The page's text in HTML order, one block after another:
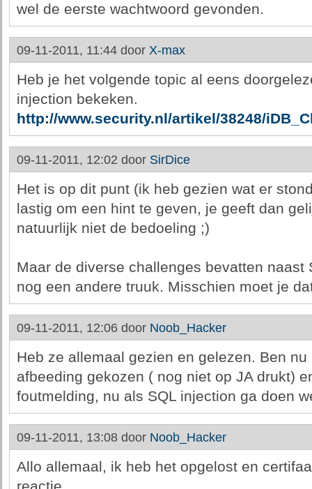
wel de eerste wachtwoord gevonden.
09-11-2011, 11:44 door X-max
Heb je het volgende topic al eens
injection bekeken.
http://www.security.nl/artikel/38248/
09-11-2011, 12:02 door SirDice
Het is op dit punt (ik heb gezien wat er
lastig om een hint te geven, je geeft dan
natuurlijk niet de bedoeling ;)
Maar de diverse challenges bevatten naast
nog een andere truuk. Misschien moet je
09-11-2011, 12:06 door Noob_Hacker
Heb ze allemaal gezien en gelezen. Ben
afbeeding gekozen ( nog niet op JA drukt)
foutmelding, nu als SQL injection ga doen
09-11-2011, 13:08 door Noob_Hacker
Allo allemaal, ik heb het opgelost en